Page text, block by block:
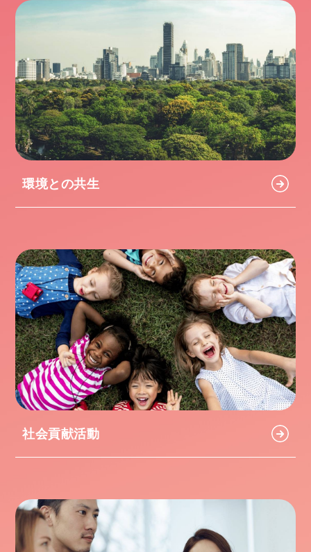
環境との共生
社会貢献活動